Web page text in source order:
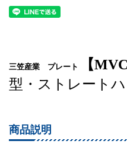
三笠産業 プレート 【
型・ストレート
商品説明